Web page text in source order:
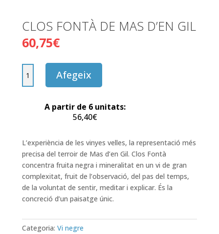
CLOS FONTÀ DE MAS D’EN GIL
60,75€
de
GIL
Afegeix
A partir de 6 unitats:
56,40€
L’experiència de les vinyes velles, la representació més
precisa del terroir de Mas d’en Gil. Clos Fontà
concentra fruita negra i mineralitat en un vi de gran
complexitat, fruit de l’observació, del pas del temps,
de la voluntat de sentir, meditar i explicar. És la
concreció d’un paisatge únic.
Categoria: Vi negre